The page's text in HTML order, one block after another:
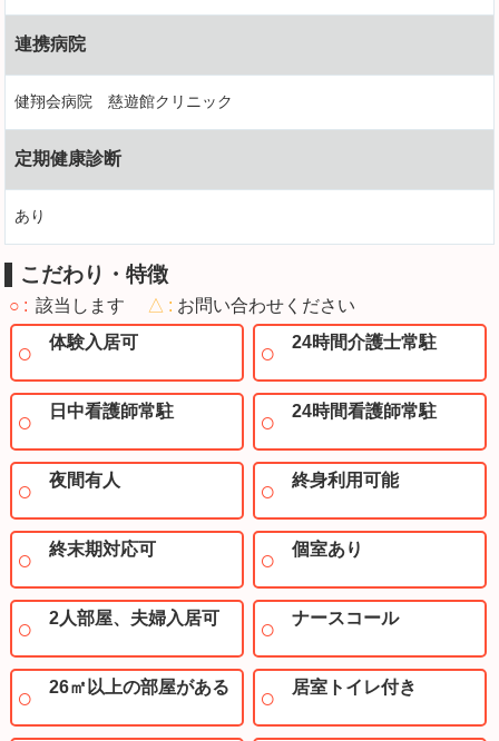
連携病院
健翔会病院 慈遊館クリニック
定期健康診断
あり
こだわり・特徴
○ 該当します △
お問い合わせください
体験入居可
24時間介護士常駐
日中看護師常駐 24時間看護師常駐
夜間有人 終身利用可能
終末期対応可 個室あり
2人部屋、夫婦入居可 ナースコール
26㎡以上の部屋がある 居室トイレ付き